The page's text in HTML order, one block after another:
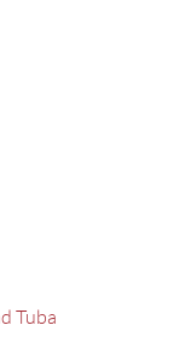
Tuba